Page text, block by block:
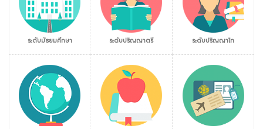
ระดับมัธยมศึกษา ระดับปริญญาตรี ระดับปริญญาโท